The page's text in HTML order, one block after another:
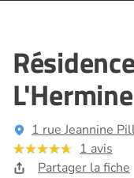
1 rue Jeannine
1 avis
Partager la fiche